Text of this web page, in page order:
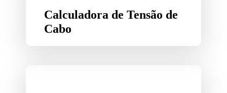
Calculadora de Tensão de
Cabo